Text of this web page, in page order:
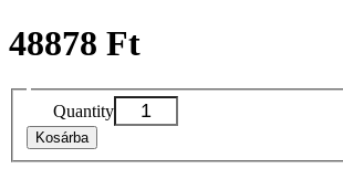
48878 Ft
Quantity
Kosárba